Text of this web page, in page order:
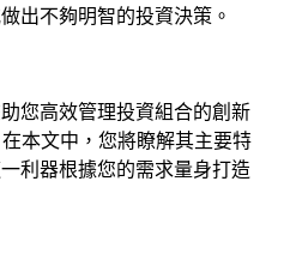
出不夠明智的投資決策。
您高效管理投資組合的創新
本文中，您將瞭解其主要特
利器根據您的需求量身打造